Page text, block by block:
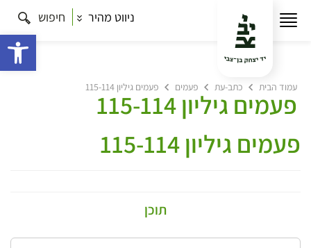
ניווט מהיר חיפוש
עמוד הבית כתב-עת פעמים פעמים גיליון 115-114
פעמים גיליון 115-114
פעמים גיליון 115-114
תוכן